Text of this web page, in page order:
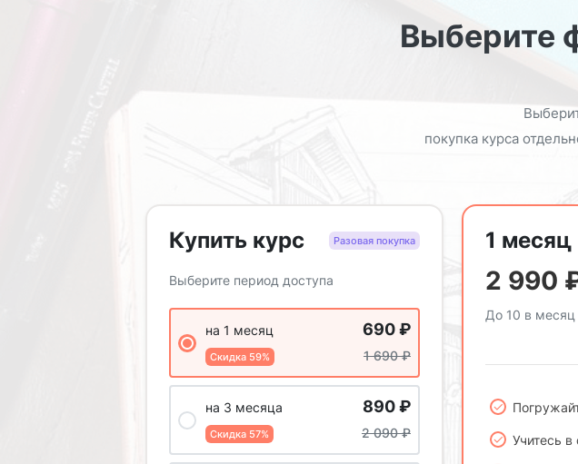
Выберите
покупка курса
Купить курс Разовая покупка
Выберите период доступа
на 1 месяц
Скидка 59%
690₽
1 690₽
на 3 месяца
Скидка 57%
890₽
2 090₽
1 месяц
2 990
До 10 в месяц
Учитесь